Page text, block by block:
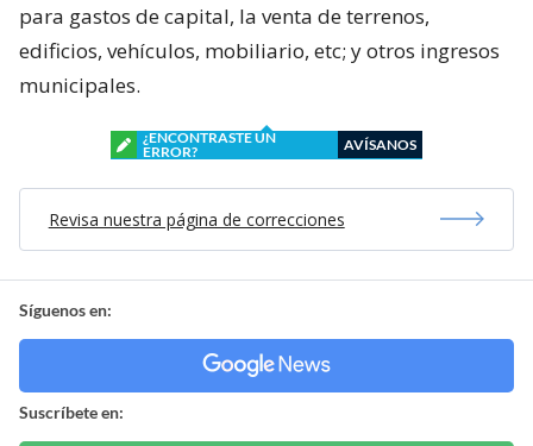
para gastos de capital, la venta de terrenos,
edificios, vehículos, mobiliario, etc; y otros ingresos
municipales.
¿ENCONTRASTE UN
ERROR?
AVÍSANOS
Revisa nuestra página de correcciones
Síguenos en:
Suscríbete en: